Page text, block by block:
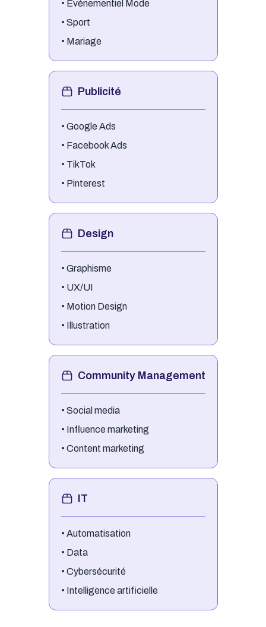
• Événementiel Mode
• Sport
• Mariage
Publicité
• Google Ads
• Facebook Ads
• TikTok
• Pinterest
Design
• Graphisme
• UX/UI
• Motion Design
• Illustration
Community Management
• Social media
• Influence marketing
• Content marketing
IT
• Automatisation
• Data
• Cybersécurité
• Intelligence artificielle